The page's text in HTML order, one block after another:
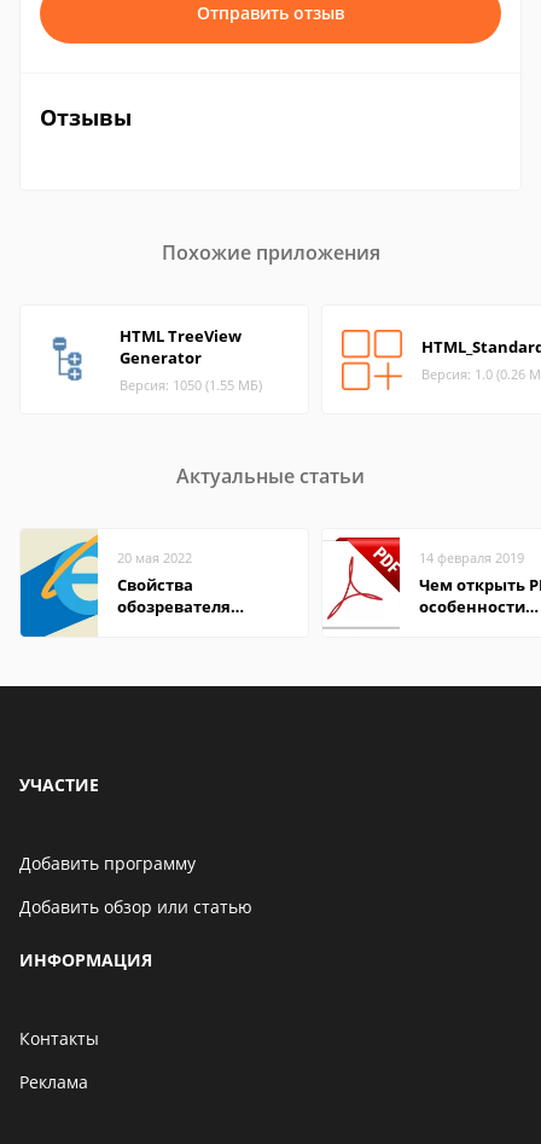
Отправить отзыв
Отзывы
Похожие приложения
HTML TreeView
Generator
Версия: 1050 (1.55 МБ)
Версия: 1.0 (0.26
Актуальные статьи
20 мая 2022
Свойства
обозревателя
14 февраля 2019
Чем открыть
особенности
УЧАСТИЕ
Добавить программу
Добавить обзор или статью
ИНФОРМАЦИЯ
Контакты
Реклама